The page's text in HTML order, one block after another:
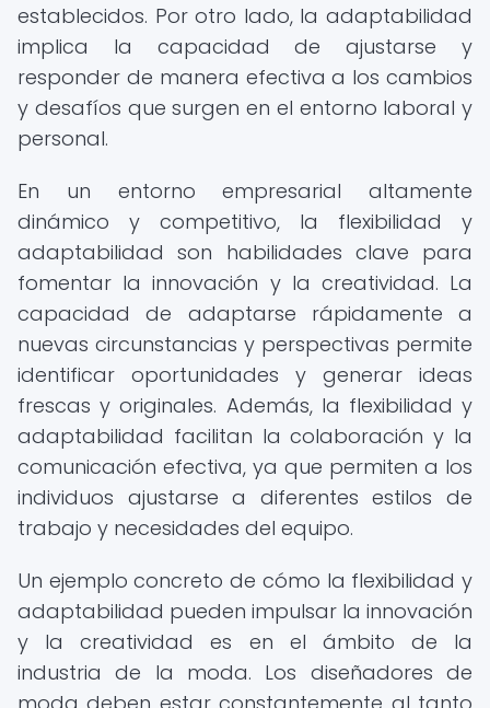
establecidos. Por otro lado, la adaptabilidad
implica la capacidad de ajustarse y
responder de manera efectiva a los cambios
y desafíos que surgen en el entorno laboral y
personal.
En un entorno empresarial altamente
dinámico y competitivo, la flexibilidad y
adaptabilidad son habilidades clave para
fomentar la innovación y la creatividad. La
capacidad de adaptarse rápidamente a
nuevas circunstancias y perspectivas permite
identificar oportunidades y generar ideas
frescas y originales. Además, la flexibilidad y
adaptabilidad facilitan la colaboración y la
comunicación efectiva, ya que permiten a los
individuos ajustarse a diferentes estilos de
trabajo y necesidades del equipo.
Un ejemplo concreto de cómo la flexibilidad y
adaptabilidad pueden impulsar la innovación
y la creatividad es en el ámbito de la
industria de la moda. Los diseñadores de